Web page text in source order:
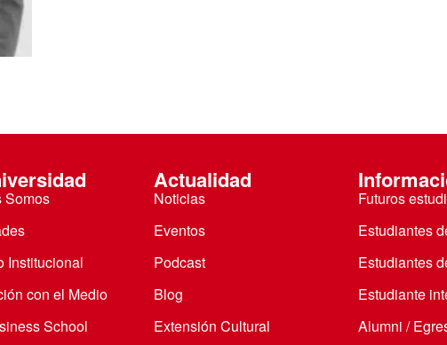
Somos
Institucional
con el Medio
School
Actualidad
Noticias
Eventos
Podcast
Blog
Extensión Cultural
Futuros
Estudiantes
Estudiantes
Estudiante
Alumni /